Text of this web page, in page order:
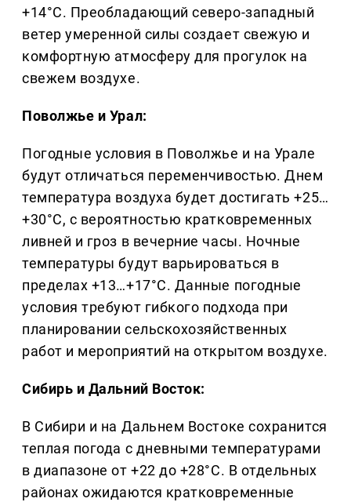
+14°C. Преобладающий северо-западный
ветер умеренной силы создает свежую и
комфортную атмосферу для прогулок на
свежем воздухе.
Поволжье и Урал:
Погодные условия в Поволжье и на Урале
будут отличаться переменчивостью. Днем
температура воздуха будет достигать +25…
+30°C, с вероятностью кратковременных
ливней и гроз в вечерние часы. Ночные
температуры будут варьироваться в
пределах +13…+17°C. Данные погодные
условия требуют гибкого подхода при
планировании сельскохозяйственных
работ и мероприятий на открытом воздухе.
Сибирь и Дальний Восток:
В Сибири и на Дальнем Востоке сохранится
теплая погода с дневными температурами
в диапазоне от +22 до +28°C. В отдельных
районах ожидаются кратковременные